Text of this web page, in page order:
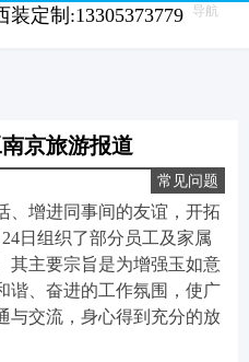
定制:13305373779 导航
京旅游报道
常见问题
、增进同事间的友谊，开拓
日组织了部分员工及家属
其主要宗旨是为增强玉如意
谐、奋进的工作氛围，使广
与交流，身心得到充分的放